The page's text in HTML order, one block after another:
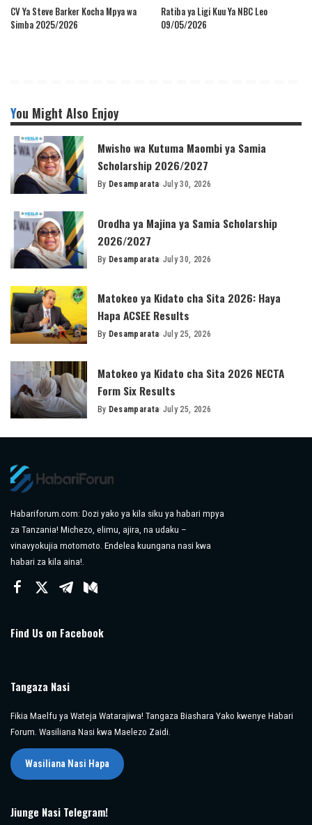
CV Ya Steve Barker Kocha Mpya wa
Simba 2025/2026
Ratiba ya Ligi Kuu Ya NBC Leo
09/05/2026
You Might Also Enjoy
Mwisho wa Kutuma Maombi ya Samia
Scholarship 2026/2027
Posted
By Desamparata July 30, 2026
Orodha ya Majina ya Samia Scholarship
2026/2027
Posted
By Desamparata July 30, 2026
Matokeo ya Kidato cha Sita 2026: Haya
Hapa ACSEE Results
Posted
By Desamparata July 25, 2026
Matokeo ya Kidato cha Sita 2026 NECTA
Form Six Results
Posted
By Desamparata July 25, 2026
Habariforum.com: Dozi yako ya kila siku ya habari mpya
za Tanzania! Michezo, elimu, ajira, na udaku –
vinavyokujia motomoto. Endelea kuungana nasi kwa
habari za kila aina!.
Find Us on Facebook
Tangaza Nasi
Fikia Maelfu ya Wateja Watarajiwa! Tangaza Biashara Yako kwenye Habari
Forum. Wasiliana Nasi kwa Maelezo Zaidi.
Wasiliana Nasi Hapa
Jiunge Nasi Telegram!